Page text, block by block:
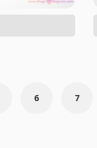
6 7